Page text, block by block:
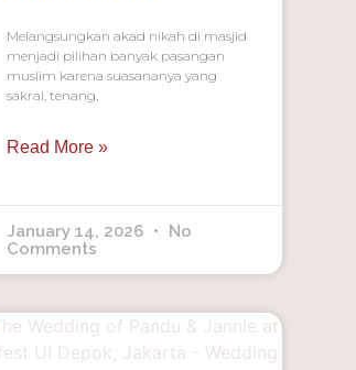
Melangsungkan akad nikah di masjid
menjadi pilihan banyak pasangan
muslim karena suasananya yang
sakral, tenang,
Read More »
January 14, 2026
No
Comments